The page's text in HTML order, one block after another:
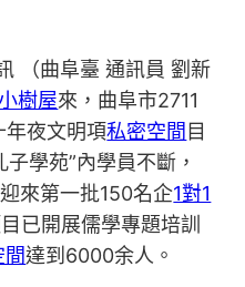
（曲阜臺 通訊員 劉新
樹屋來，曲阜市2711
年夜文明項私密空間 目
學苑”內學員不斷，
來第一批150名企1對1
已開展儒學專題培訓
間達到6000余人。